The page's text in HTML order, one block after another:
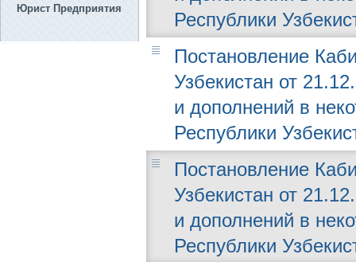
Юрист Предприятия
Республики
Постановление
Узбекистан от
и дополнений в
Республики
Постановление
Узбекистан от
и дополнений в
Республики